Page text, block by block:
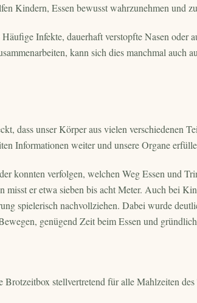
Kindern, Essen bewusst wahrzunehmen und
Infekte, dauerhaft verstopfte Nasen oder
kann sich dies manchmal auch
dass unser Körper aus vielen verschiedenen
Informationen weiter und unsere Organe
konnten verfolgen, welchen Weg Essen und
er etwa sieben bis acht Meter. Auch bei
spielerisch nachvollziehen. Dabei wurde
genügend Zeit beim Essen und
stellvertretend für alle Mahlzeiten des